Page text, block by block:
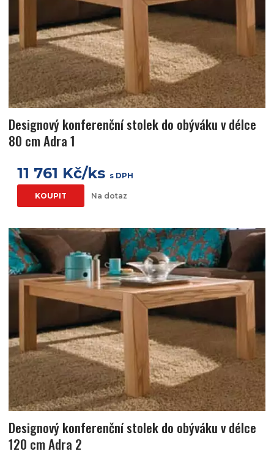
Designový konferenční stolek do obýváku v délce
80 cm Adra 1
11 761 Kč/ks s DPH
KOUPIT Na dotaz
Designový konferenční stolek do obýváku v délce
120 cm Adra 2